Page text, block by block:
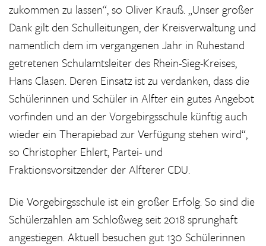
zukommen zu lassen“, so Oliver Krauß. „Unser großer
Dank gilt den Schulleitungen, der Kreisverwaltung und
namentlich dem im vergangenen Jahr in Ruhestand
getretenen Schulamtsleiter des Rhein-Sieg-Kreises,
Hans Clasen. Deren Einsatz ist zu verdanken, dass die
Schülerinnen und Schüler in Alfter ein gutes Angebot
vorfinden und an der Vorgebirgsschule künftig auch
wieder ein Therapiebad zur Verfügung stehen wird“,
so Christopher Ehlert, Partei- und
Fraktionsvorsitzender der Alfterer CDU.
Die Vorgebirgsschule ist ein großer Erfolg. So sind die
Schülerzahlen am Schloßweg seit 2018 sprunghaft
angestiegen. Aktuell besuchen gut 130 Schülerinnen